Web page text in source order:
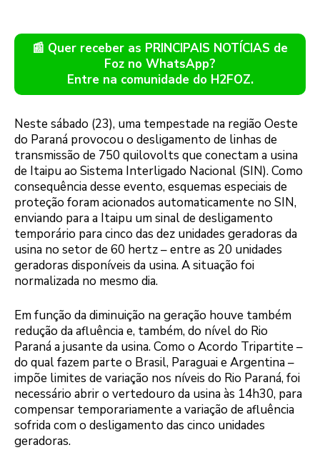
📰 Quer receber as PRINCIPAIS NOTÍCIAS de
Foz no WhatsApp?
Entre na comunidade do H2FOZ.
Neste sábado (23), uma tempestade na região Oeste
do Paraná provocou o desligamento de linhas de
transmissão de 750 quilovolts que conectam a usina
de Itaipu ao Sistema Interligado Nacional (SIN). Como
consequência desse evento, esquemas especiais de
proteção foram acionados automaticamente no SIN,
enviando para a Itaipu um sinal de desligamento
temporário para cinco das dez unidades geradoras da
usina no setor de 60 hertz – entre as 20 unidades
geradoras disponíveis da usina. A situação foi
normalizada no mesmo dia.
Em função da diminuição na geração houve também
redução da afluência e, também, do nível do Rio
Paraná a jusante da usina. Como o Acordo Tripartite –
do qual fazem parte o Brasil, Paraguai e Argentina –
impõe limites de variação nos níveis do Rio Paraná, foi
necessário abrir o vertedouro da usina às 14h30, para
compensar temporariamente a variação de afluência
sofrida com o desligamento das cinco unidades
geradoras.